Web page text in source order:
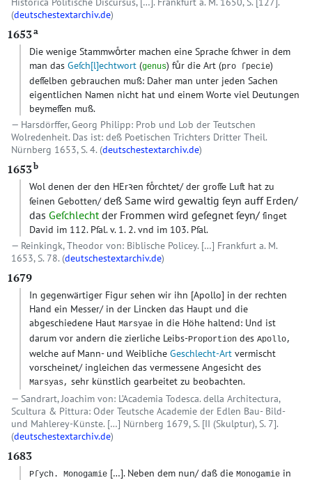
(deutschestextarchiv.de)
1653a
Die wenige Stammwoͤrter machen eine Sprache ſchwer in dem
man das Geſch[l]echtwort (genus) fuͤr die Art (pro ſpecie)
deſſelben gebrauchen muß: Daher man unter jeden Sachen
eigentlichen Namen nicht hat und einem Worte viel Deutungen
beymeſſen muß.
Harsdörffer, Georg Philipp: Prob und Lob der Teutschen
Wolredenheit. Das ist: deß Poetischen Trichters Dritter Theil.
Nürnberg 1653, S. 4. (deutschestextarchiv.de)
1653b
Wol denen der den HErꝛen foͤrchtet/ der groſſe Luſt hat zu
ſeinen Gebotten/deß Same wird gewaltig ſeyn auff Erden/
das Geſchlechtder Frommen wird geſegnet ſeyn/ ſinget
David im 112. Pſal. v. 1. 2. vnd im 103. Pſal.
Reinkingk, Theodor von: Biblische Policey. […] Frankfurt a. M.
1653, S. 78. (deutschestextarchiv.de)
1679
In gegenwärtiger Figur sehen wir ihn [Apollo] in der rechten
Hand ein Messer/ in der Lincken das Haupt und die
abgeschiedene Haut Marsyae in die Höhe haltend: Und ist
darum vor andern die zierliche Leibs-Proportion des Apollo,
welche auf Mann- und Weibliche Geschlecht-Art vermischt
vorscheinet/ ingleichen das vermessene Angesicht des
Marsyas, sehr künstlich gearbeitet zu beobachten.
Sandrart, Joachim von: L’Academia Todesca. della Architectura,
Scultura & Pittura: Oder Teutsche Academie der Edlen Bau- Bild-
und Mahlerey-Künste. […] Nürnberg 1679, S. [II (Skulptur), S. 7].
(deutschestextarchiv.de)
1683
Pſych. Monogamie […]. Neben dem nun/ daß die Monogamie in